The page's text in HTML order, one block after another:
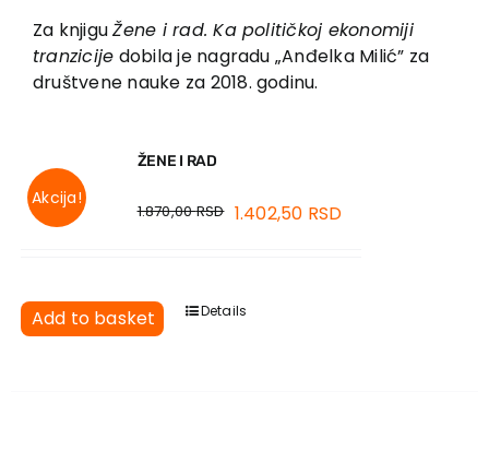
Za knjiguŽene i rad. Ka političkoj ekonomiji
tranzicije dobila je nagradu „Anđelka Milić” za
društvene nauke za 2018. godinu.
Akcija!
ŽENE I RAD
1.870,00RSD 1.402,50 RSD
Add to basket Details